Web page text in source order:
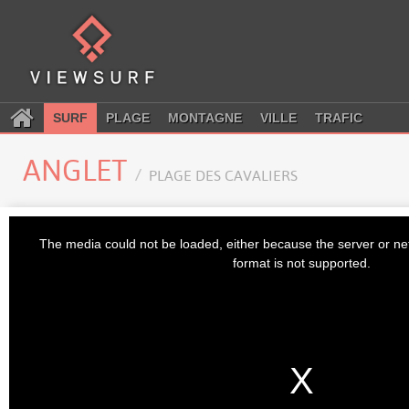
SURF PLAGE MONTAGNE VILLE TRAFIC
ANGLET PLAGE DES CAVALIERS
The media could not be loaded, either because the server or
format is not supported.